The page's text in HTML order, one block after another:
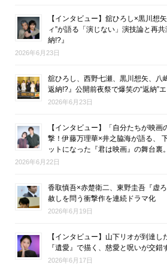
【インタビュー】舘ひろし×黒川想
ィ”が語る「演じない」演技論と再
納!?』
2026年6月23日
舘ひろし、西野七瀬、黒川想矢、八
返納!?』公開前夜祭で爆笑の“返納”
2026年6月23日
【インタビュー】「自分たちが映
撃！伊藤万理華×井之脇海が語る、
ットになった『君は映画』の舞台裏。
2026年6月22日
香取慎吾×赤楚衛二、東野圭吾『虚
赦しを問う衝撃作を連続ドラマ化
2026年6月19日
【インタビュー】山下リオが到達
『遺愛』で描く、慈愛と呪いが交錯
2026年6月17日